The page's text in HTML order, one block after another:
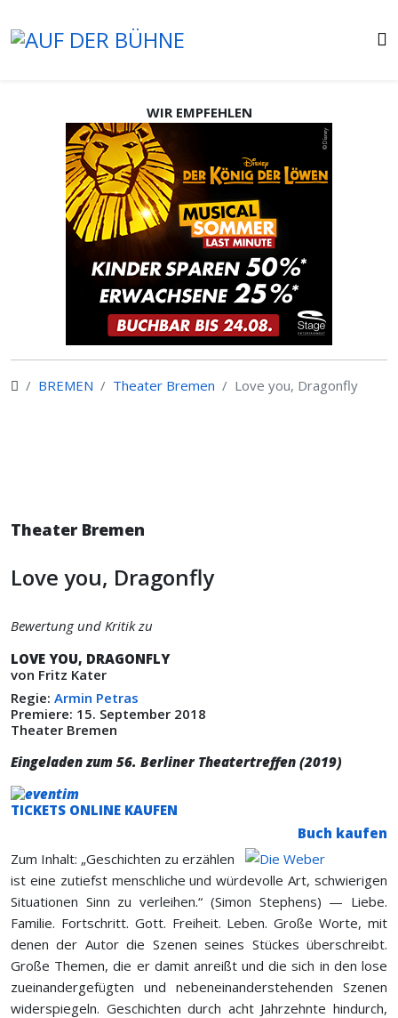
WIR EMPFEHLEN
BREMEN Theater Bremen Love you, Dragonfly
Theater Bremen
Love you, Dragonfly
Bewertung und Kritik zu
LOVE YOU, DRAGONFLY
von Fritz Kater
Regie: Armin Petras
Premiere: 15. September 2018
Theater Bremen
Eingeladen zum 56. Berliner Theatertreffen (2019)
TICKETS ONLINE KAUFEN
Buch kaufen
Zum Inhalt: „Geschichten zu erzählen
ist eine zutiefst menschliche und würdevolle Art, schwierigen
Situationen Sinn zu verleihen.“ (Simon Stephens) — Liebe.
Familie. Fortschritt. Gott. Freiheit. Leben. Große Worte, mit
denen der Autor die Szenen seines Stückes überschreibt.
Große Themen, die er damit anreißt und die sich in den lose
zueinandergefügten und nebeneinanderstehenden Szenen
widerspiegeln. Geschichten durch acht Jahr­zehnte hindurch,